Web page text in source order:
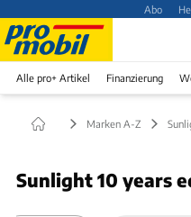
Abo
Alle pro+ Artikel Finanzierung
Marken A-Z
Sunlight 10 years